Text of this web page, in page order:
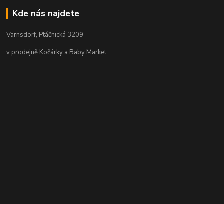
Kde nás najdete
Varnsdorf, Ptáčnická 3209
v prodejně Kočárky a Baby Market